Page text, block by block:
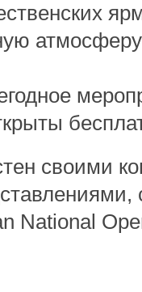
своими
National